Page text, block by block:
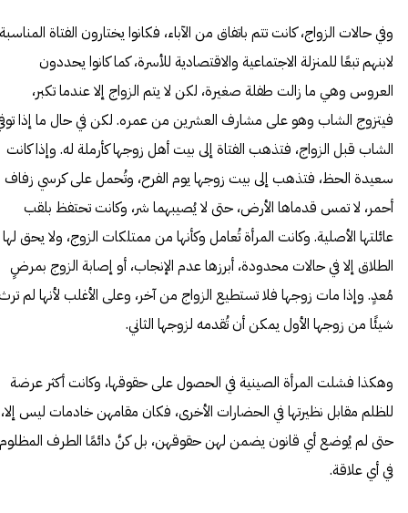
وفي حالات الزواج، كانت تتم باتفاق من الآباء، فكانوا يختارون الفتاة المناسبة
لابنهم تبعًا للمنزلة الاجتماعية والاقتصادية للأسرة، كما كانوا يحددون
العروس وهي ما زالت طفلة صغيرة، لكن لا يتم الزواج إلا عندما تكبر،
فيتزوج الشاب وهو على مشارف العشرين من عمره. لكن في حال ما إذا
الشاب قبل الزواج، فتذهب الفتاة إلى بيت أهل زوجها كأرملة له. وإذا كانت
سعيدة الحظ، فتذهب إلى بيت زوجها يوم الفرح، وتُحمل على كرسي زفاف
أحمر، لا تمس قدماها الأرض، حتى لا يُصيبهما شر، وكانت تحتفظ بلقب
عائلتها الأصلية. وكانت المرأة تُعامل وكأنها من ممتلكات الزوج، ولا يحق لها
الطلاق إلا في حالات محدودة، أبرزها عدم الإنجاب، أو إصابة الزوج بمرضٍ
مُعدٍ. وإذا مات زوجها فلا تستطيع الزواج من آخر، وعلى الأغلب لأنها لم
شيئًا من زوجها الأول يمكن أن تُقدمه لزوجها الثاني.
وهكذا فشلت المرأة الصينية في الحصول على حقوقها، وكانت أكثر عرضة
للظلم مقابل نظيرتها في الحضارات الأخرى، فكان مقامهن خادمات ليس إلا،
حتى لم يُوضع أي قانون يضمن لهن حقوقهن، بل كنَّ دائمًا الطرف المظلوم
في أي علاقة.